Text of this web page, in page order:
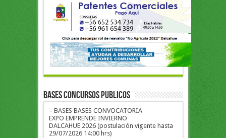
BASES CONCURSOS PUBLICOS
– BASES BASES CONVOCATORIA
EXPO EMPRENDE INVIERNO
DALCAHUE 2026 (postulación vigente hasta
29/07/2026 14:00 hrs)